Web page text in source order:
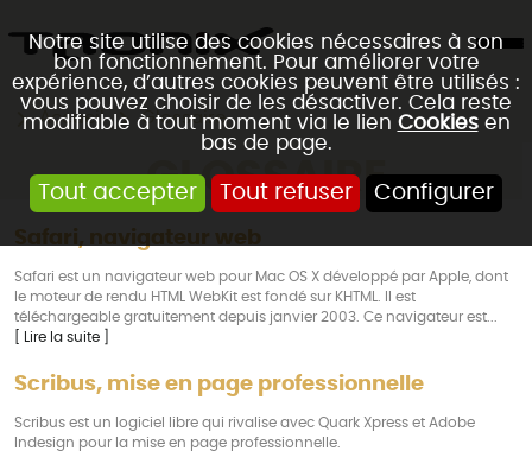
Notre site utilise des cookies nécessaires à son
bon fonctionnement. Pour améliorer votre
expérience, d’autres cookies peuvent être utilisés :
vous pouvez choisir de les désactiver. Cela reste
modifiable à tout moment via le lien Cookiesen
bas de page.
Tout accepter Tout refuser Configurer
Accueil Glossaire
GLOSSAIRE
Safari, navigateur web
Safari est un navigateur web pour Mac OS X développé par Apple, dont
le moteur de rendu HTML WebKit est fondé sur KHTML. Il est
téléchargeable gratuitement depuis janvier 2003. Ce navigateur est...
[ Lire la suite ]
Scribus, mise en page professionnelle
Scribus est un logiciel libre qui rivalise avec Quark Xpress et Adobe
Indesign pour la mise en page professionnelle.